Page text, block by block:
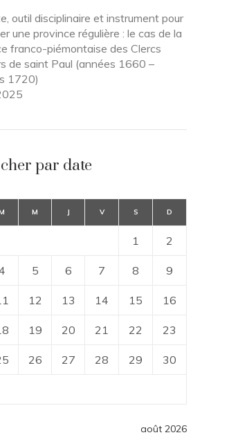
outil disciplinaire et instrument pour
une province régulière : le cas de la
franco-piémontaise des Clercs
de saint Paul (années 1660 –
1720)
par date
août 2026
M J V S D
1 2
5 6 7 8 9
12 13 14 15 16
19 20 21 22 23
26 27 28 29 30